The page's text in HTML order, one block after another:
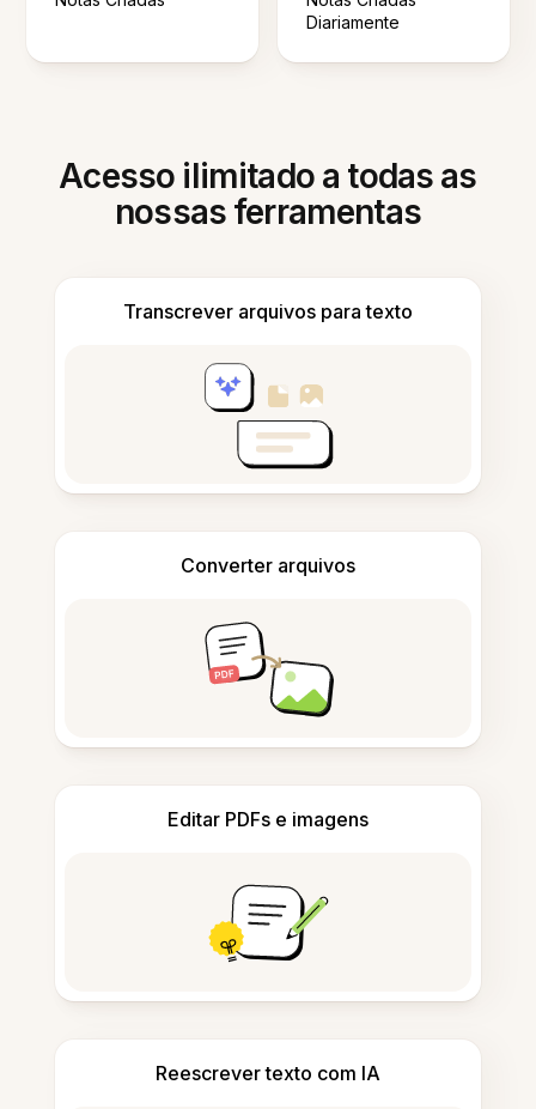
Diariamente
Acesso ilimitado a todas as
nossas ferramentas
Transcrever arquivos para texto
Converter arquivos
Editar PDFs e imagens
Reescrever texto com IA